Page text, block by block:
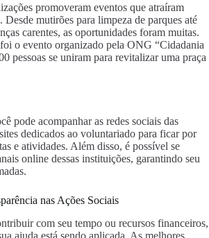
promoveram eventos que atraíram
Desde mutirões para limpeza de parques até
carentes, as oportunidades foram muitas.
o evento organizado pela ONG “Cidadania
pessoas se uniram para revitalizar uma praça
pode acompanhar as redes sociais das
dedicados ao voluntariado para ficar por
e atividades. Além disso, é possível se
online dessas instituições, garantindo seu
nas Ações Sociais
com seu tempo ou recursos financeiros,